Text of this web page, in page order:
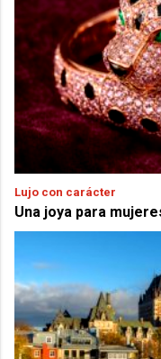
Lujo con carácter
Una joya para